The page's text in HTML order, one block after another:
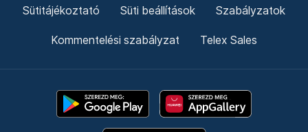
Sütitájékoztató Süti beállítások Szabályzatok
Kommentelési szabályzat Telex Sales